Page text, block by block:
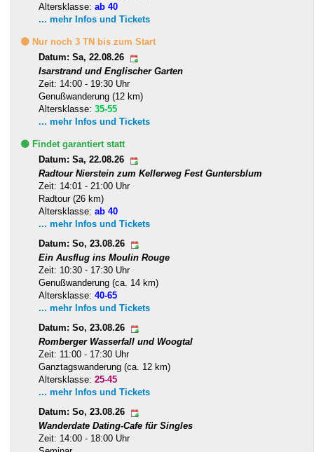
Altersklasse: ab 40
... mehr Infos und Tickets
🟡 Nur noch 3 TN bis zum Start
Datum: Sa, 22.08.26
Isarstrand und Englischer Garten
Zeit: 14:00 - 19:30 Uhr
Genußwanderung (12 km)
Altersklasse: 35-55
... mehr Infos und Tickets
🟢 Findet garantiert statt
Datum: Sa, 22.08.26
Radtour Nierstein zum Kellerweg Fest Guntersblum
Zeit: 14:01 - 21:00 Uhr
Radtour (26 km)
Altersklasse: ab 40
... mehr Infos und Tickets
Datum: So, 23.08.26
Ein Ausflug ins Moulin Rouge
Zeit: 10:30 - 17:30 Uhr
Genußwanderung (ca. 14 km)
Altersklasse: 40-65
... mehr Infos und Tickets
Datum: So, 23.08.26
Romberger Wasserfall und Woogtal
Zeit: 11:00 - 17:30 Uhr
Ganztagswanderung (ca. 12 km)
Altersklasse: 25-45
... mehr Infos und Tickets
Datum: So, 23.08.26
Wanderdate Dating-Cafe für Singles
Zeit: 14:00 - 18:00 Uhr